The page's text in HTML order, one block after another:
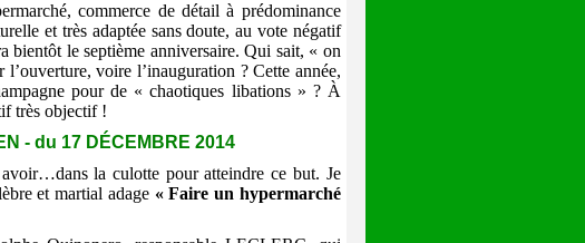
commerce de détail à prédominance
et très adaptée sans doute, au vote négatif
bientôt le septième anniversaire. Qui sait, « on
voire l’inauguration ? Cette année,
pour de « chaotiques libations » ? À
très objectif !
- du 17 DÉCEMBRE 2014
la culotte pour atteindre ce but. Je
et martial adage « Faire un hypermarché